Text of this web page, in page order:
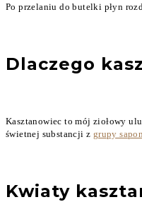
Po przelaniu do butelki płyn
Dlaczego
Kasztanowiec to mój ziołowy
świetnej substancji z grupy
Kwiaty